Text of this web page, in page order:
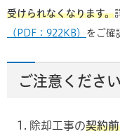
受けられなくなります。
（PDF：922KB） をご確
ご注意ください
除却工事の契約